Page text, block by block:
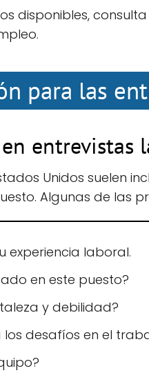
disponibles, consulta
para las
entrevistas
Unidos suelen
Algunas de las
experiencia laboral.
en este puesto?
y debilidad?
desafíos en el